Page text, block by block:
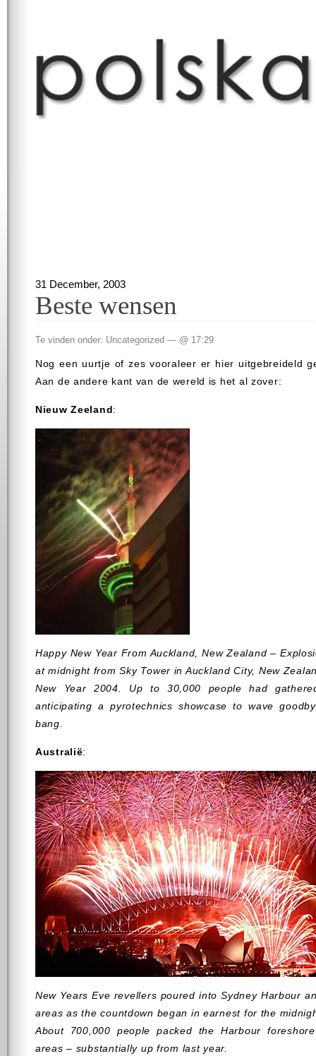
31 December, 2003
Beste wensen
Te vinden onder: Uncategorized — @ 17:29
Nog een uurtje of zes vooraleer er hier uitgebreideld
Aan de andere kant van de wereld is het al zover:
Nieuw Zeeland:
Happy New Year From Auckland, New Zealand –
at midnight from Sky Tower in Auckland City, New
New Year 2004. Up to 30,000 people had
anticipating a pyrotechnics showcase to wave
bang.
Australië:
New Years Eve revellers poured into Sydney Harbour
areas as the countdown began in earnest for the
About 700,000 people packed the Harbour
areas – substantially up from last year.